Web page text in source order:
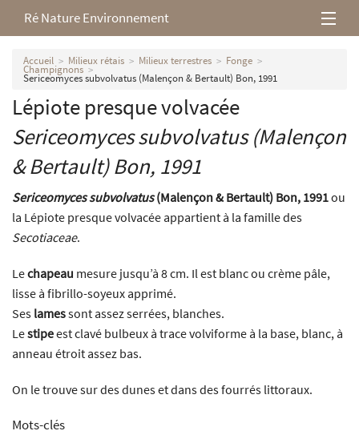
Ré Nature Environnement
L’association
Milieux rétais
Nos parutions
Accueil Milieux rétais Milieux terrestres Fonge
Champignons
Sericeomyces subvolvatus (Malençon & Bertault) Bon, 1991
Lépiote presque volvacée
Sericeomyces subvolvatus(Malençon
& Bertault) Bon, 1991
Sericeomyces subvolvatus(Malençon & Bertault) Bon, 1991ou
la Lépiote presque volvacée appartient à la famille des
Secotiaceae.
Lechapeau mesure jusqu’à 8 cm. Il est blanc ou crème pâle,
lisse à fibrillo-soyeux apprimé.
Ses lamessont assez serrées, blanches.
Lestipeest clavé bulbeux à trace volviforme à la base, blanc, à
anneau étroit assez bas.
On le trouve sur des dunes et dans des fourrés littoraux.
Mots-clés